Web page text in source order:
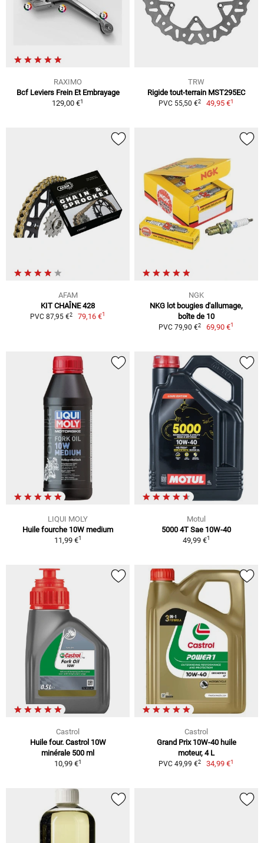
RAXIMO
Bcf Leviers Frein Et Embrayage
129,00 €1
TRW
Rigide tout-terrain MST295EC
PVC 55,50 €2 49,95 €1
AFAM
KIT CHAÎNE 428
PVC 87,95 €2 79,16 €1
NGK
NKG lot bougies d'allumage,
boîte de 10
PVC 79,90 €2 69,90 €1
LIQUI MOLY
Huile fourche 10W medium
11,99 €1
Motul
5000 4T Sae 10W-40
49,99 €1
Castrol
Huile four. Castrol 10W
minérale 500 ml
10,99 €1
Castrol
Grand Prix 10W-40 huile
moteur, 4 L
PVC 49,99 €2 34,99 €1